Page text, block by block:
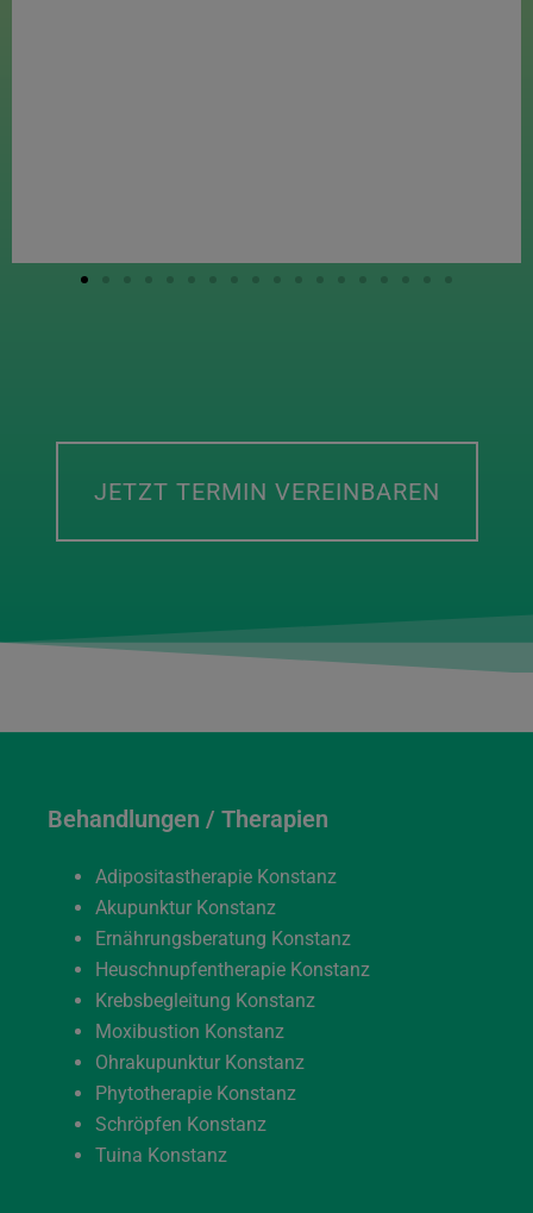
JETZT TERMIN VEREINBAREN
Behandlungen / Therapien
Adipositastherapie Konstanz
Akupunktur Konstanz
Ernährungsberatung Konstanz
Heuschnupfentherapie Konstanz
Krebsbegleitung Konstanz
Moxibustion Konstanz
Ohrakupunktur Konstanz
Phytotherapie Konstanz
Schröpfen Konstanz
Tuina Konstanz